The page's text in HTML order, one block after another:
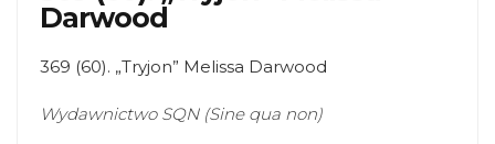
Darwood
369 (60). „Tryjon” Melissa Darwood
Wydawnictwo SQN (Sine qua non)